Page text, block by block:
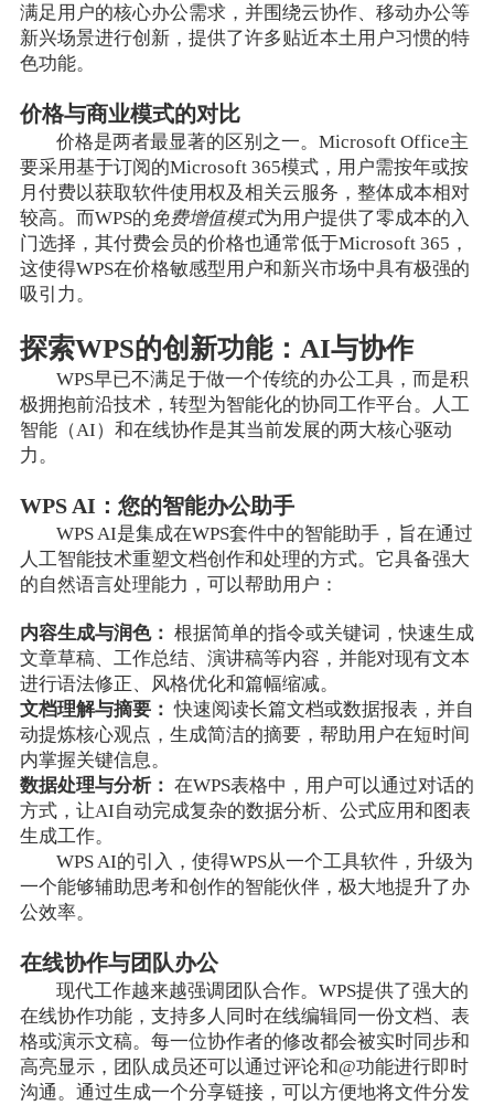
满足用户的核心办公需求，并围绕云协作、移动办公等
新兴场景进行创新，提供了许多贴近本土用户习惯的特
色功能。
价格与商业模式的对比
价格是两者最显著的区别之一。Microsoft Office主
要采用基于订阅的Microsoft 365模式，用户需按年或按
月付费以获取软件使用权及相关云服务，整体成本相对
较高。而WPS的免费增值模式为用户提供了零成本的入
门选择，其付费会员的价格也通常低于Microsoft 365，
这使得WPS在价格敏感型用户和新兴市场中具有极强的
吸引力。
探索WPS的创新功能：AI与协作
WPS早已不满足于做一个传统的办公工具，而是积
极拥抱前沿技术，转型为智能化的协同工作平台。人工
智能（AI）和在线协作是其当前发展的两大核心驱动
力。
WPS AI：您的智能办公助手
WPS AI是集成在WPS套件中的智能助手，旨在通过
人工智能技术重塑文档创作和处理的方式。它具备强大
的自然语言处理能力，可以帮助用户：
内容生成与润色： 根据简单的指令或关键词，快速生成
文章草稿、工作总结、演讲稿等内容，并能对现有文本
进行语法修正、风格优化和篇幅缩减。
文档理解与摘要： 快速阅读长篇文档或数据报表，并自
动提炼核心观点，生成简洁的摘要，帮助用户在短时间
内掌握关键信息。
数据处理与分析： 在WPS表格中，用户可以通过对话的
方式，让AI自动完成复杂的数据分析、公式应用和图表
生成工作。
WPS AI的引入，使得WPS从一个工具软件，升级为
一个能够辅助思考和创作的智能伙伴，极大地提升了办
公效率。
在线协作与团队办公
现代工作越来越强调团队合作。WPS提供了强大的
在线协作功能，支持多人同时在线编辑同一份文档、表
格或演示文稿。每一位协作者的修改都会被实时同步和
高亮显示，团队成员还可以通过评论和@功能进行即时
沟通。通过生成一个分享链接，可以方便地将文件分发